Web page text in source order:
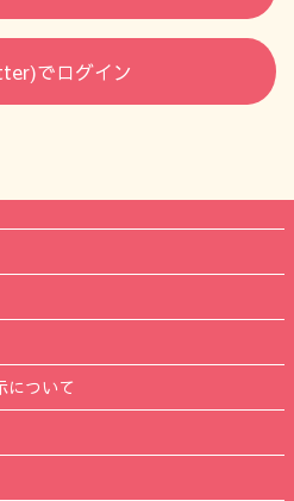
でログイン
について